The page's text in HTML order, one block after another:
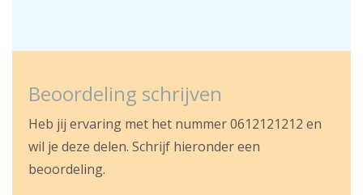
Beoordeling schrijven
Heb jij ervaring met het nummer 0612121212 en
wil je deze delen. Schrijf hieronder een
beoordeling.